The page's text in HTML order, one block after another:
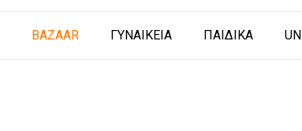
BAZAAR ΓΥΝΑΙΚΕΙΑ ΠΑΙΔΙΚΑ